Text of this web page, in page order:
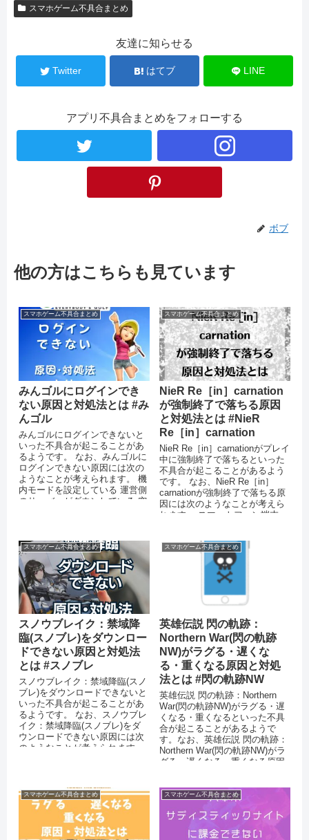
スマホゲーム不具合まとめ
友達に知らせる
Twitter はてブ LINE
アプリ不具合まとめをフォローする
ボブ
他の方はこちらも見ています
スマホゲーム不具合まとめ
みんゴルにログインでき
ない原因と対処法とは #み
んゴル
みんゴルにログインできないと
いった不具合が起こることがあ
るようです。 なお、みんゴルに
ログインできない原因には次の
ようなことが考えられます。 機
内モードを設定している 運営側
のサーバーがダウンしている 突
スマホゲーム不具合まとめ
NieR Re［in］carnation
が強制終了で落ちる原因
と対処法とは #NieR
Re［in］carnation
NieR Re［in］carnationがプレイ
中に強制終了で落ちるといった
不具合が起こることがあるよう
です。 なお、NieR Re［in］
carnationが強制終了で落ちる原
因には次のようなことが考えら
れます。 スマートフォン端末
スマホゲーム不具合まとめ
スノウブレイク：禁域降
臨(スノブレ)をダウンロー
ドできない原因と対処法
とは #スノブレ
スノウブレイク：禁域降臨(スノ
ブレ)をダウンロードできないと
いった不具合が起こることがあ
るようです。 なお、スノウブレ
イク：禁域降臨(スノブレ)をダ
ウンロードできない原因には次
のようなことが考えられます。
スマホゲーム不具合まとめ
英雄伝説 閃の軌跡：
Northern War(閃の軌跡
NW)がラグる・遅くな
る・重くなる原因と対処
法とは #閃の軌跡NW
英雄伝説 閃の軌跡：Northern
War(閃の軌跡NW)がラグる・遅
くなる・重くなるといった不具
合が起こることがあるようで
す。なお、英雄伝説 閃の軌跡：
Northern War(閃の軌跡NW)がラ
グる・遅くなる・重くなる原因
スマホゲーム不具合まとめ スマホゲーム不具合まとめ